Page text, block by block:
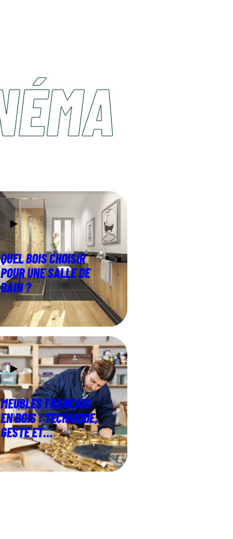
QUEL BOIS CHOISIR
POUR UNE SALLE DE
BAIN ?
MEUBLES FRANÇAIS
EN BOIS : TECHNIQUE,
GESTE ET
PATRIMOINE